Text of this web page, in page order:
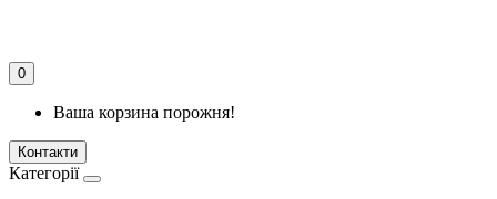
0
Ваша корзина порожня!
Контакти
Категорії